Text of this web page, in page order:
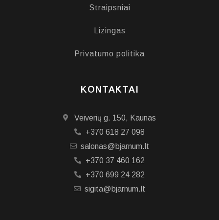
Straipsniai
Lizingas
Privatumo politika
KONTAKTAI
Veiverių g. 150, Kaunas
+370 618 27 098
salonas@bjarnum.lt
+370 37 460 162
+370 699 24 282
sigita@bjarnum.lt